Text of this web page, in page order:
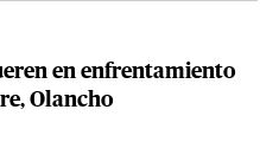
en enfrentamiento
Olancho